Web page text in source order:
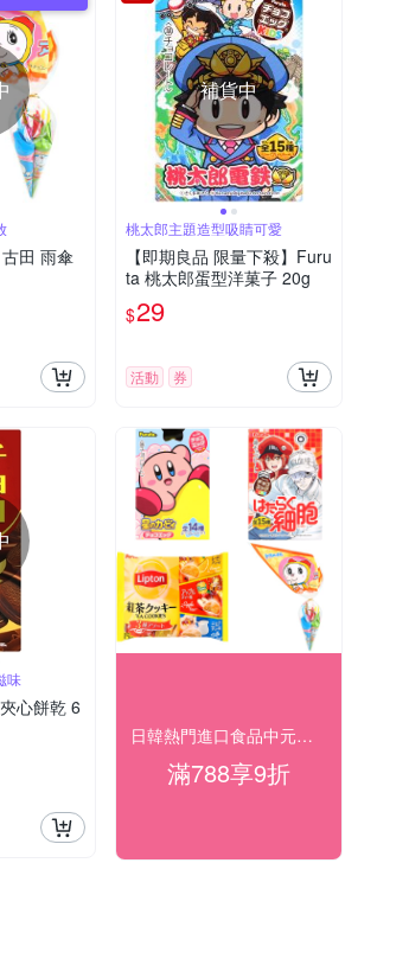
古田 雨傘
補貨中
桃太郎主題造型吸睛可愛
【即期良品 限量下殺】Furu
ta 桃太郎蛋型洋菓子 20g
$29
活動 券
味
心餅乾 6
日韓熱門進口食品中元好食光滿$788享9折
滿788享9折